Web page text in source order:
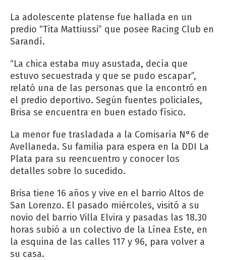
La adolescente platense fue hallada en un
predio “Tita Mattiussi” que posee Racing Club en
Sarandí.
“La chica estaba muy asustada, decía que
estuvo secuestrada y que se pudo escapar”,
relató una de las personas que la encontró en
el predio deportivo. Según fuentes policiales,
Brisa se encuentra en buen estado físico.
La menor fue trasladada a la Comisaría N°6 de
Avellaneda. Su familia para espera en la DDI La
Plata para su reencuentro y conocer los
detalles sobre lo sucedido.
Brisa tiene 16 años y vive en el barrio Altos de
San Lorenzo. El pasado miércoles, visitó a su
novio del barrio Villa Elvira y pasadas las 18.30
horas subió a un colectivo de la Línea Este, en
la esquina de las calles 117 y 96, para volver a
su casa.